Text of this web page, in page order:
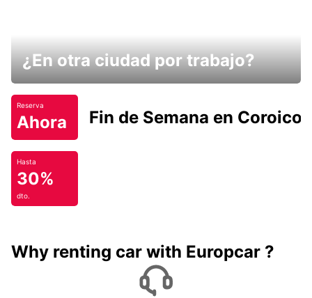
¿En otra ciudad por trabajo?
Reserva
Ahora Fin de Semana en Coroico.
Hasta
30%
dto.
Why renting car with Europcar ?